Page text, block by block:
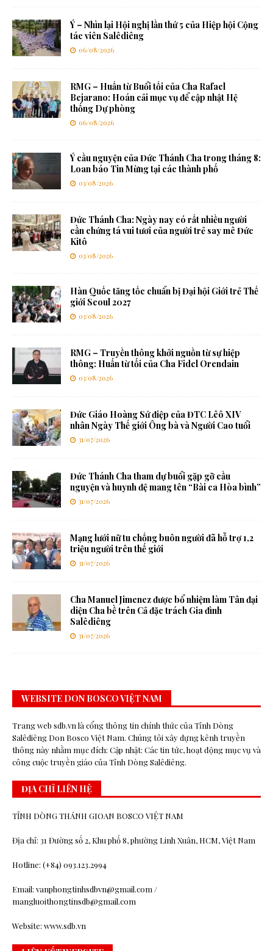
Ý – Nhìn lại Hội nghị lần thứ 5 của Hiệp hội Cộng
tác viên Salêdiêng
06/08/2026
RMG – Huấn từ Buổi tối của Cha Rafael
Bejarano: Hoán cải mục vụ để cập nhật Hệ
thống Dự phòng
06/08/2026
Ý cầu nguyện của Đức Thánh Cha trong tháng 8:
Loan báo Tin Mừng tại các thành phố
03/08/2026
Đức Thánh Cha: Ngày nay có rất nhiều người
cần chứng tá vui tươi của người trẻ say mê Đức
Kitô
03/08/2026
Hàn Quốc tăng tốc chuẩn bị Đại hội Giới trẻ Thế
giới Seoul 2027
03/08/2026
RMG – Truyền thông khởi nguồn từ sự hiệp
thông: Huấn từ tối của Cha Fidel Orendain
03/08/2026
Đức Giáo Hoàng Sứ điệp của ĐTC Lêô XIV
nhân Ngày Thế giới Ông bà và Người Cao tuổi
31/07/2026
Đức Thánh Cha tham dự buổi gặp gỡ cầu
nguyện và huynh đệ mang tên “Bài ca Hòa bình”
31/07/2026
Mạng lưới nữ tu chống buôn người đã hỗ trợ 1,2
triệu người trên thế giới
31/07/2026
Cha Manuel Jimenez được bổ nhiệm làm Tân đại
diện Cha bề trên Cả đặc trách Gia đình
Salêdiêng
31/07/2026
WEBSITE DON BOSCO VIỆT NAM
Trang web sdb.vn là cổng thông tin chính thức của Tỉnh Dòng
Salêdiêng Don Bosco Việt Nam. Chúng tôi xây dựng kênh truyền
thông này nhằm mục đích: Cập nhật: Các tin tức, hoạt động mục vụ và
công cuộc truyền giáo của Tỉnh Dòng Salêdiêng.
ĐỊA CHỈ LIÊN HỆ
TỈNH DÒNG THÁNH GIOAN BOSCO VIỆT NAM
Địa chỉ: 31 Đường số 2, Khu phố 8, phường Linh Xuân, HCM, Việt Nam
Hotline: (+84) 093.123.2994
Email: vanphongtinhsdbvn@gmail.com /
mangluoithongtinsdb@gmail.com
Website: www.sdb.vn